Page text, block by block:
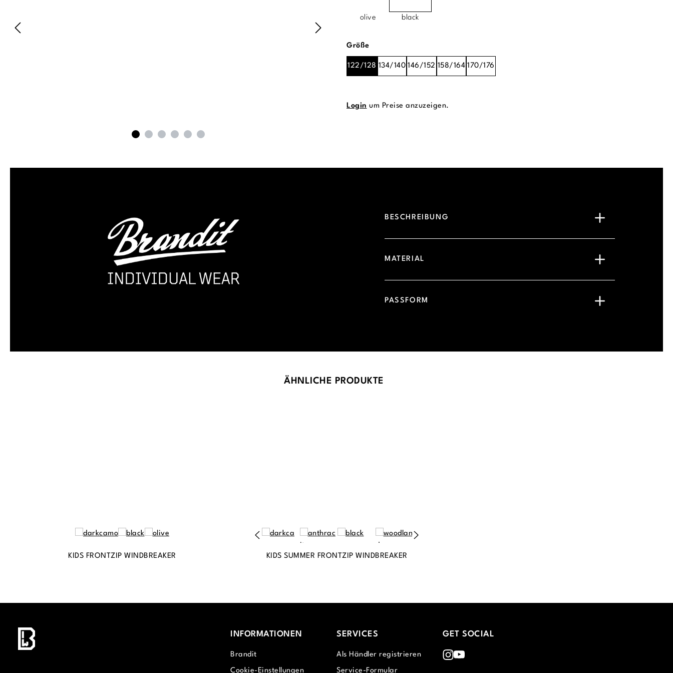
olive black
Größeauswählen
122/128 134/140 146/152 158/164 170/176
Login um Preise anzuzeigen.
BESCHREIBUNG
MATERIAL
PASSFORM
ÄHNLICHE PRODUKTE
KIDS FRONTZIP WINDBREAKER KIDS SUMMER FRONTZIP WINDBREAKER
INFORMATIONEN
Brandit
Cookie-Einstellungen
SERVICES
Als Händler registrieren
Service-Formular
GET SOCIAL
Instagram
Youtube